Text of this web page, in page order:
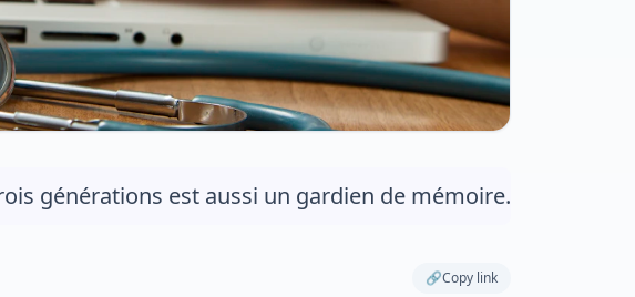
générations est aussi un gardien de mémoire.
🔗Copy link